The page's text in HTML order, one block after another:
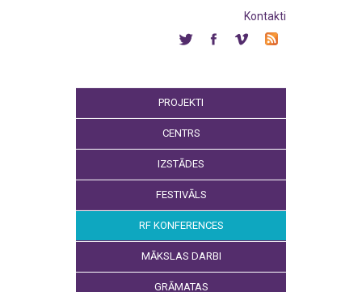
Kontakti
PROJEKTI
CENTRS
IZSTĀDES
FESTIVĀLS
RF KONFERENCES
MĀKSLAS DARBI
GRĀMATAS